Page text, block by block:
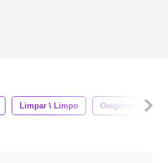
Limpar \ Limpo Oxigênio